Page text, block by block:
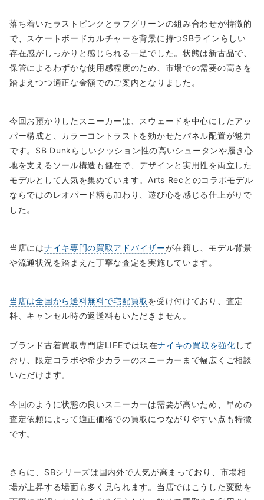
落ち着いたラストピンクとラフグリーンの組み合わせが特徴的
で、スケートボードカルチャーを背景に持つSBラインらしい
存在感がしっかりと感じられる一足でした。状態は新古品で、
保管によるわずかな使用感程度のため、市場での需要の高さを
踏まえつつ適正な金額でのご案内となりました。
今回お預かりしたスニーカーは、スウェードを中心にしたアッ
パー構成と、カラーコントラストを効かせたパネル配置が魅力
です。SB Dunkらしいクッション性の高いシュータンや履き心
地を支えるソール構造も健在で、デザインと実用性を両立した
モデルとして人気を集めています。Arts Recとのコラボモデル
ならではのレオパード柄も加わり、遊び心を感じる仕上がりで
した。
当店にはナイキ専門の買取アドバイザーが在籍し、モデル背景
や流通状況を踏まえた丁寧な査定を実施しています。
当店は全国から送料無料で宅配買取 を受け付けており、査定
料、キャンセル時の返送料もいただきません。
ブランド古着買取専門店LIFEでは現在ナイキの買取を強化 して
おり、限定コラボや希少カラーのスニーカーまで幅広くご相談
いただけます。
今回のように状態の良いスニーカーは需要が高いため、早めの
査定依頼によって適正価格での買取につながりやすい点も特徴
です。
さらに、SBシリーズは国内外で人気が高まっており、市場相
場が上昇する場面も多く見られます。当店ではこうした変動を